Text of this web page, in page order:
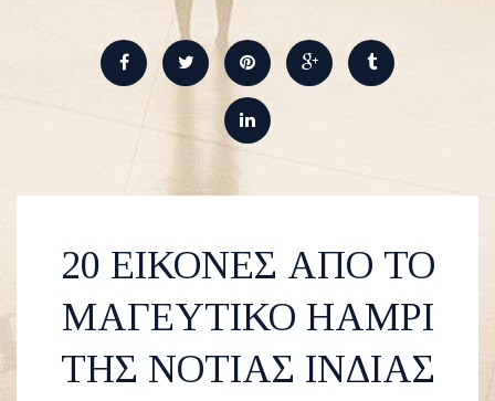
20 ΕΙΚΟΝΕΣ ΑΠΟ ΤΟ
ΜΑΓΕΥΤΙΚΟ HAMPI
ΤΗΣ ΝΟΤΙΑΣ ΙΝΔΙΑΣ